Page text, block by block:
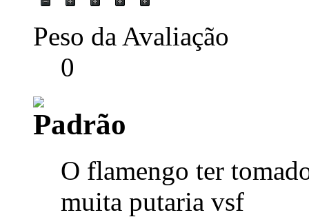
Peso da Avaliação
0
O flamengo ter
muita putaria vsf